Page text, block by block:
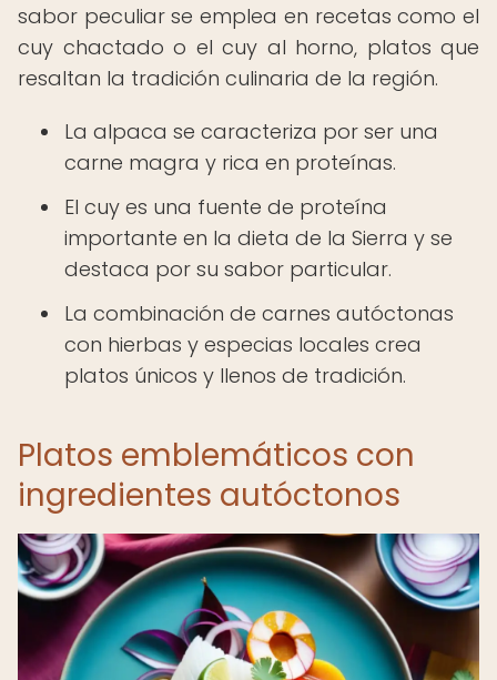
sabor peculiar se emplea en recetas como el
cuy chactado o el cuy al horno, platos que
resaltan la tradición culinaria de la región.
La alpaca se caracteriza por ser una
carne magra y rica en proteínas.
El cuy es una fuente de proteína
importante en la dieta de la Sierra y se
destaca por su sabor particular.
La combinación de carnes autóctonas
con hierbas y especias locales crea
platos únicos y llenos de tradición.
Platos emblemáticos con
ingredientes autóctonos